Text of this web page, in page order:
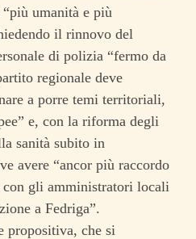
umanità e più
il rinnovo del
di polizia “fermo da
regionale deve
a porre temi territoriali,
e, con la riforma degli
sanità subito in
avere “ancor più raccordo
gli amministratori locali
a Fedriga”.
propositiva, che si